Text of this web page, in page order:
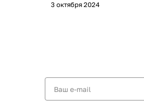
3 октября 2024